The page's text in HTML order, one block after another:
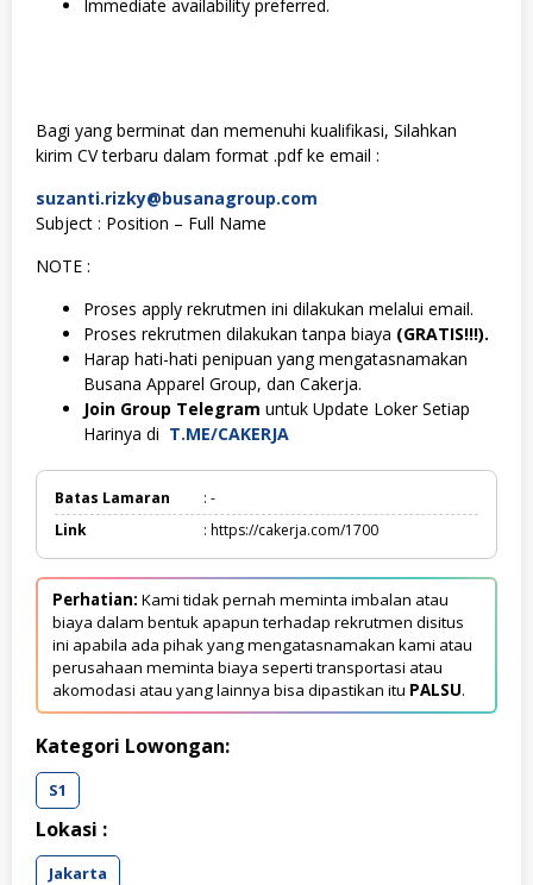
Immediate availability preferred.
Bagi yang berminat dan memenuhi kualifikasi, Silahkan
kirim CV terbaru dalam format .pdf ke email :
suzanti.rizky@busanagroup.com
Subject : Position – Full Name
NOTE :
Proses apply rekrutmen ini dilakukan melalui email.
Proses rekrutmen dilakukan tanpa biaya (GRATIS!!!).
Harap hati-hati penipuan yang mengatasnamakan
Busana Apparel Group, dan Cakerja.
Join Group Telegram untuk Update Loker Setiap
Harinya di T.ME/CAKERJA
Batas Lamaran
: -
Link
: https://cakerja.com/1700
Perhatian: Kami tidak pernah meminta imbalan atau
biaya dalam bentuk apapun terhadap rekrutmen disitus
ini apabila ada pihak yang mengatasnamakan kami atau
perusahaan meminta biaya seperti transportasi atau
akomodasi atau yang lainnya bisa dipastikan itu PALSU.
Kategori Lowongan:
S1
Lokasi :
Jakarta